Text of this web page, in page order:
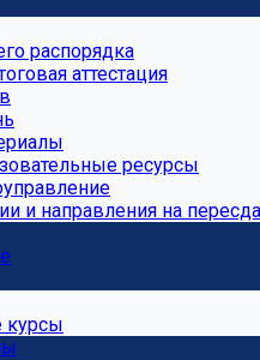
распорядка
аттестация
ресурсы
и направления на
курсы